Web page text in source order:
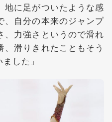
に足がついたような感
、自分の本来のジャンプ
、力強さというので滑れ
滑りきれたこともそう
した」